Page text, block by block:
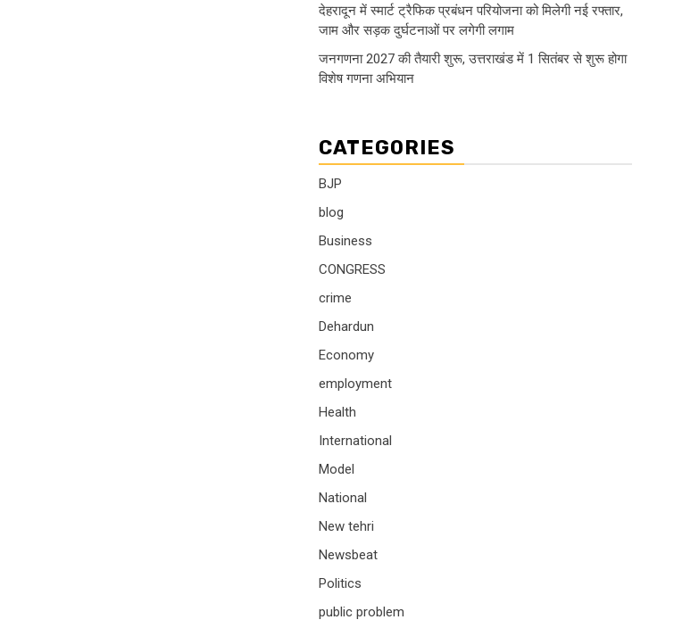
देहरादून में स्मार्ट ट्रैफिक प्रबंधन परियोजना को मिलेगी नई रफ्तार,
जाम और सड़क दुर्घटनाओं पर लगेगी लगाम
जनगणना 2027 की तैयारी शुरू, उत्तराखंड में 1 सितंबर से शुरू होगा
विशेष गणना अभियान
CATEGORIES
BJP
blog
Business
CONGRESS
crime
Dehardun
Economy
employment
Health
International
Model
National
New tehri
Newsbeat
Politics
public problem